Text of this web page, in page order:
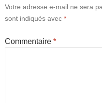
Votre adresse e-mail ne sera
sont indiqués avec *
Commentaire *